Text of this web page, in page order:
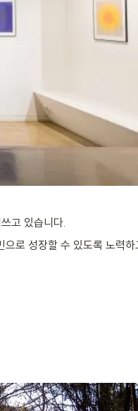
고 있습니다.
로 성장할 수 있도록 노력하